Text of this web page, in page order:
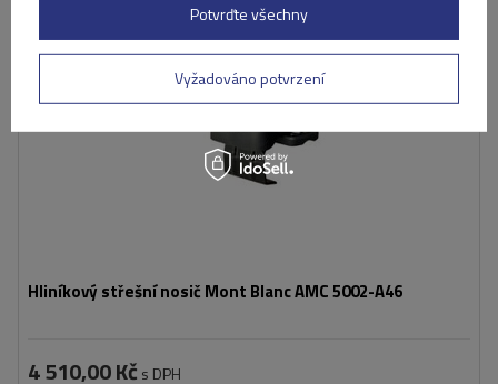
Hliníkový střešní nosič Mont Blanc AMC 5002-A46
4 510,00 Kč s DPH
Vyžadováno potvrzení
Potvrďte všechny